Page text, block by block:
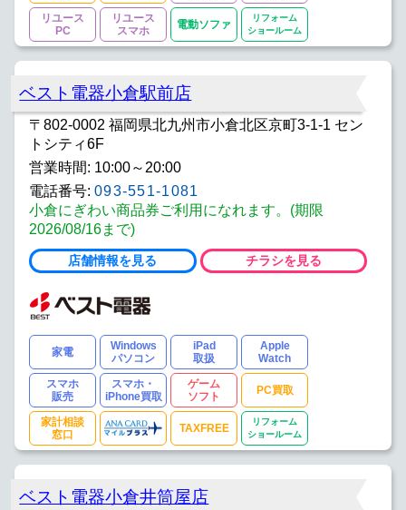
リユース
PC
リユース
スマホ
電動ソファ
リフォーム
ショールーム
ベスト電器小倉駅前店
〒802-0002 福岡県北九州市小倉北区京町3-1-1 セン
トシティ6F
営業時間: 10:00～20:00
電話番号: 093-551-1081
小倉にぎわい商品券ご利用になれます。(期限
2026/08/16まで)
店舗情報を見る チラシを見る
家電
Windows
パソコン
iPad
取扱
Apple
Watch
スマホ
販売
スマホ・
iPhone買取
ゲーム
ソフト
PC買取
家計相談
窓口
TAXFREE
リフォーム
ショールーム
ベスト電器小倉井筒屋店